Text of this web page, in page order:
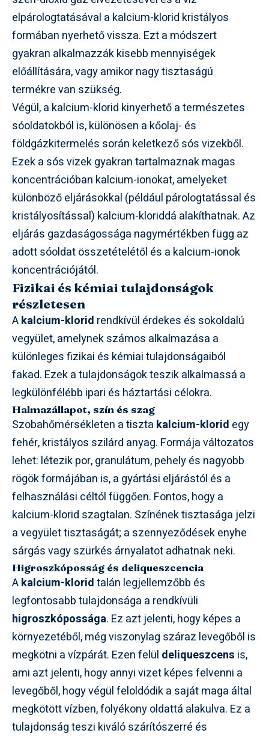
elpárologtatásával a kalcium-klorid kristályos
formában nyerhető vissza. Ezt a módszert
gyakran alkalmazzák kisebb mennyiségek
előállítására, vagy amikor nagy tisztaságú
termékre van szükség.
Végül, a kalcium-klorid kinyerhető a természetes
sóoldatokból is, különösen a kőolaj- és
földgázkitermelés során keletkező sós vizekből.
Ezek a sós vizek gyakran tartalmaznak magas
koncentrációban kalcium-ionokat, amelyeket
különböző eljárásokkal (például párologtatással és
kristályosítással) kalcium-kloriddá alakíthatnak. Az
eljárás gazdaságossága nagymértékben függ az
adott sóoldat összetételétől és a kalcium-ionok
koncentrációjától.
Fizikai és kémiai tulajdonságok
részletesen
Akalcium-klorid rendkívül érdekes és sokoldalú
vegyület, amelynek számos alkalmazása a
különleges fizikai és kémiai tulajdonságaiból
fakad. Ezek a tulajdonságok teszik alkalmassá a
legkülönfélébb ipari és háztartási célokra.
Halmazállapot, szín és szag
Szobahőmérsékleten a tiszta kalcium-klorid egy
fehér, kristályos szilárd anyag. Formája változatos
lehet: létezik por, granulátum, pehely és nagyobb
rögök formájában is, a gyártási eljárástól és a
felhasználási céltól függően. Fontos, hogy a
kalcium-klorid szagtalan. Színének tisztasága jelzi
a vegyület tisztaságát; a szennyeződések enyhe
sárgás vagy szürkés árnyalatot adhatnak neki.
Higroszkóposság és deliqueszcencia
Akalcium-kloridtalán legjellemzőbb és
legfontosabb tulajdonsága a rendkívüli
higroszkópossága. Ez azt jelenti, hogy képes a
környezetéből, még viszonylag száraz levegőből is
megkötni a vízpárát. Ezen felül deliqueszcens is,
ami azt jelenti, hogy annyi vizet képes felvenni a
levegőből, hogy végül feloldódik a saját maga által
megkötött vízben, folyékony oldattá alakulva. Ez a
tulajdonság teszi kiváló szárítószerré és